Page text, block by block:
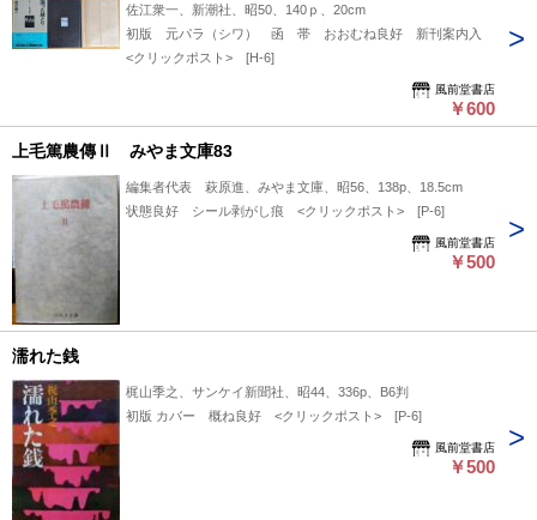
佐江衆一、新潮社、昭50、140ｐ、20cm
初版 元パラ（シワ） 函 帯 おおむね良好 新刊案内入
<クリックポスト> [H-6]
風前堂書店
￥600
上毛篤農傳Ⅱ みやま文庫83
編集者代表 萩原進、みやま文庫、昭56、138p、18.5cm
状態良好 シール剥がし痕 <クリックポスト> [P-6]
風前堂書店
￥500
濡れた銭
梶山季之、サンケイ新聞社、昭44、336p、B6判
初版 カバー 概ね良好 <クリックポスト> [P-6]
風前堂書店
￥500